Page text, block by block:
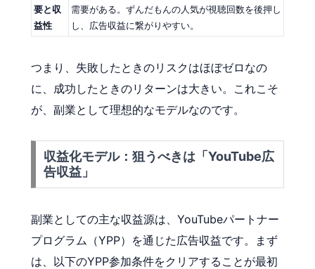
要と収
益性
需要がある。ずんだもんの人気が視聴回数を後押し
し、広告収益に繋がりやすい。
つまり、失敗したときのリスクはほぼゼロなの
に、成功したときのリターンは大きい。これこそ
が、副業として理想的なモデルなのです。
収益化モデル：狙うべきは「YouTube広
告収益」
副業としての主な収益源は、YouTubeパートナー
プログラム（YPP）を通じた広告収益です。まず
は、以下のYPP参加条件をクリアすることが最初